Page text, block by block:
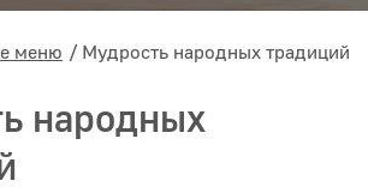
меню Мудрость народных традиций
народных